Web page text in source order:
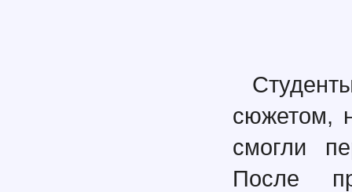
сюжетом,
смогли
После